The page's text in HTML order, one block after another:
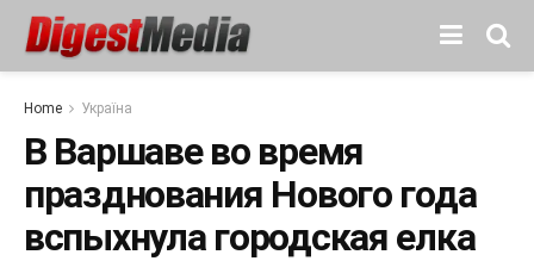
Home Україна
В Варшаве во время
празднования Нового года
вспыхнула городская елка